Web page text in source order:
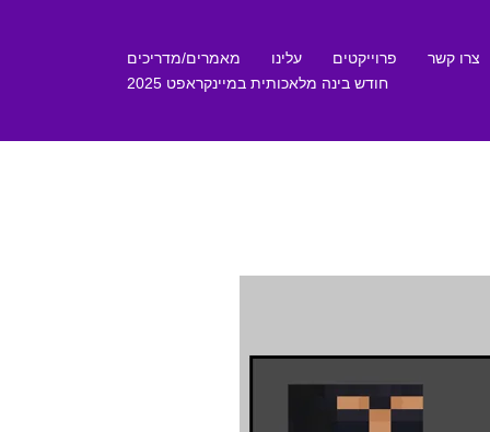
מאמרים/מדריכים עלינו פרוייקטים
צרו קשר
חודש בינה מלאכותית במיינקראפט 2025